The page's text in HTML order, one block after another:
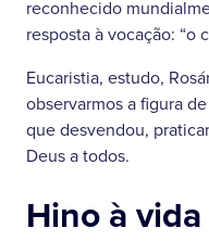
reconhecido
resposta à vocação: “o
Eucaristia, estudo,
observarmos a figura
que desvendou,
Deus a todos.
Hino à vida